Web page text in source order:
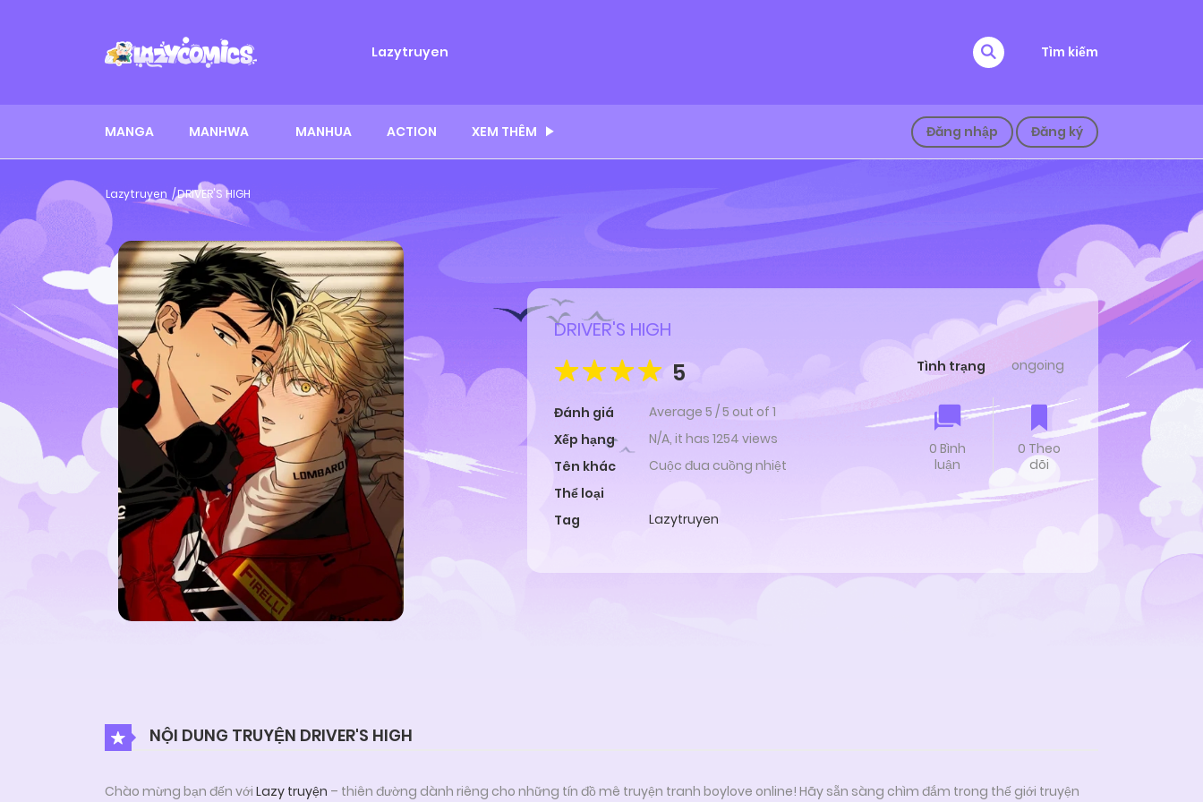
Lazytruyen Tìm kiếm
MANGA MANHWA MANHUA ACTION XEM THÊM Đăng nhập Đăng ký
Lazytruyen DRIVER'S HIGH
DRIVER'S HIGH
5
Đánh giá Average 5 /5 out of 1
Xếp hạng
N/A, it has 1254 views
Tên khác
Cuộc đua cuồng nhiệt
Thể loại
Tag
Lazytruyen
Tình trạng ongoing
0 Bình
luận
0 Theo
dõi
NỘI DUNG TRUYỆN DRIVER'S HIGH
Chào mừng bạn đến với Lazy truyện – thiên đường dành riêng cho những tín đồ mê truyện tranh boylove online! Hãy sẵn sàng chìm đắm trong thế giới truyện